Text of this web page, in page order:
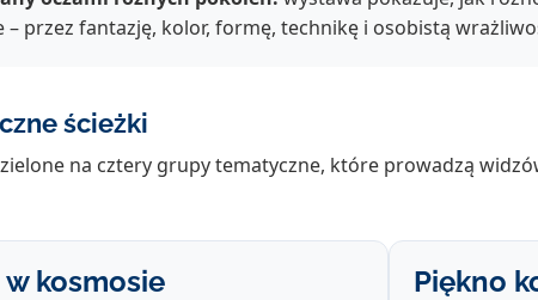
– przez fantazję, kolor, formę, technikę i osobistą
ścieżki
na cztery grupy tematyczne, które prowadzą
kosmosie Piękno